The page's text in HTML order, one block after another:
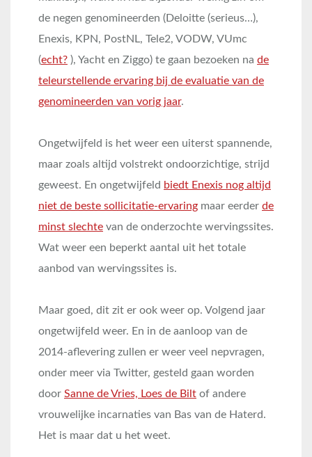
de negen genomineerden (Deloitte (serieus…),
Enexis, KPN, PostNL, Tele2, VODW, VUmc
(echt? ), Yacht en Ziggo) te gaan bezoeken na de
teleurstellende ervaring bij de evaluatie van de
genomineerden van vorig jaar.
Ongetwijfeld is het weer een uiterst spannende,
maar zoals altijd volstrekt ondoorzichtige, strijd
geweest. En ongetwijfeld biedt Enexis nog altijd
niet de beste sollicitatie-ervaring maar eerder de
minst slechte van de onderzochte wervingssites.
Wat weer een beperkt aantal uit het totale
aanbod van wervingssites is.
Maar goed, dit zit er ook weer op. Volgend jaar
ongetwijfeld weer. En in de aanloop van de
2014-aflevering zullen er weer veel nepvragen,
onder meer via Twitter, gesteld gaan worden
door Sanne de Vries, Loes de Bilt of andere
vrouwelijke incarnaties van Bas van de Haterd.
Het is maar dat u het weet.